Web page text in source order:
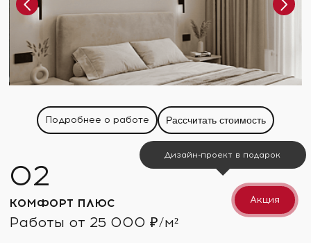
Подробнее о работе Рассчитать стоимость
КОМФОРТ ПЛЮС
Работы от 25 000 ₽/м²
Акция
Дизайн-проект в подарок